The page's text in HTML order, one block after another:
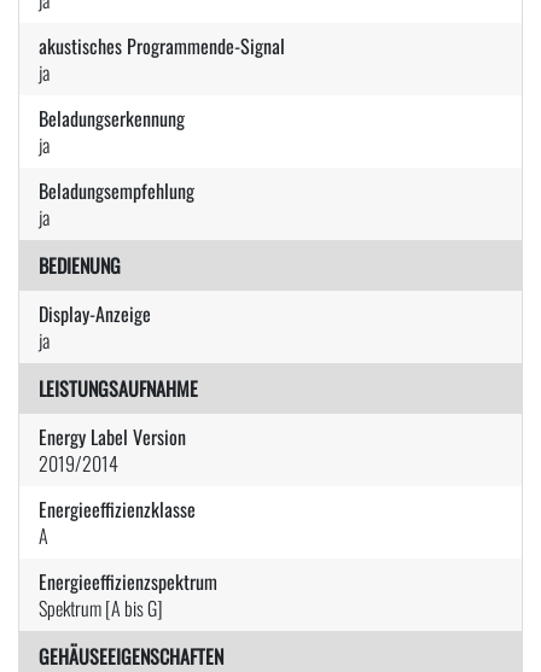
akustisches Programmende-Signal
ja
Beladungserkennung
ja
Beladungsempfehlung
ja
BEDIENUNG
Display-Anzeige
ja
LEISTUNGSAUFNAHME
Energy Label Version
2019/2014
Energieeffizienzklasse
A
Energieeffizienzspektrum
Spektrum [A bis G]
GEHÄUSEEIGENSCHAFTEN